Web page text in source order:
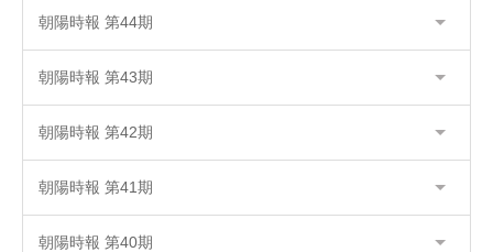
朝陽時報 第44期
朝陽時報 第43期
朝陽時報 第42期
朝陽時報 第41期
朝陽時報 第40期